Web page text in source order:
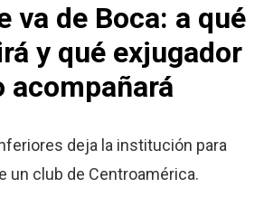
va de Boca: a qué
y qué exjugador
acompañará
deja la institución para
un club de Centroamérica.